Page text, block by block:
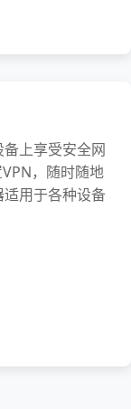
上享受安全网
，随时随地
用于各种设备